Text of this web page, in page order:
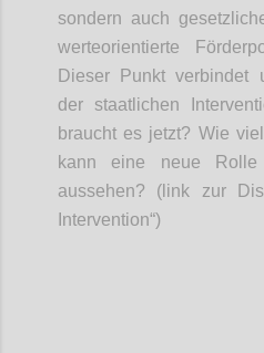
sondern auch g
werteorientierte
Förder
Dieser Punkt verbindet
der staatlichen
braucht es jetzt? Wie
kann eine neue
aussehen? (link zur
Intervention“)